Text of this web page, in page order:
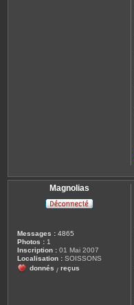
Magnolias
Messages : 4865
Photos : 1
Inscription : 01 Mai 2007
Localisation : SOISSONS
donnés / reçus